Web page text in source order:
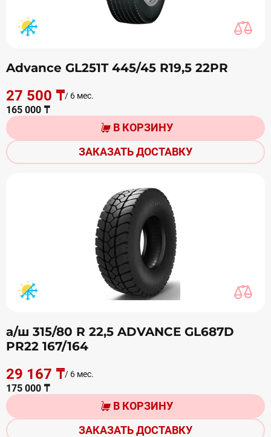
Advance GL251T 445/45 R19,5 22PR
27 500 ₸/ 6 мес.
165 000 ₸
В КОРЗИНУ
ЗАКАЗАТЬ ДОСТАВКУ
а/ш 315/80 R 22,5 ADVANCE GL687D
PR22 167/164
29 167 ₸/ 6 мес.
175 000 ₸
В КОРЗИНУ
ЗАКАЗАТЬ ДОСТАВКУ